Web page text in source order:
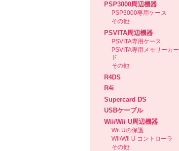
PSP3000周辺機器
PSP3000専用ケース
その他
PSVITA周辺機器
PSVITA専用ケース
PSVITA専用メモリーカー
ド
その他
R4DS
R4i
Supercard DS
USBケーブル
Wii/Wii U周辺機器
Wii Uの保護
Wii/Wii U コントローラ
その他